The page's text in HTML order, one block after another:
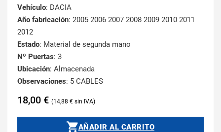
Vehículo: DACIA
Año fabricación: 2005 2006 2007 2008 2009 2010 2011
2012
Estado: Material de segunda mano
Nº Puertas: 3
Ubicación: Almacenada
Observaciones: 5 CABLES
18,00 € 14,88 €
AÑADIR AL CARRITO